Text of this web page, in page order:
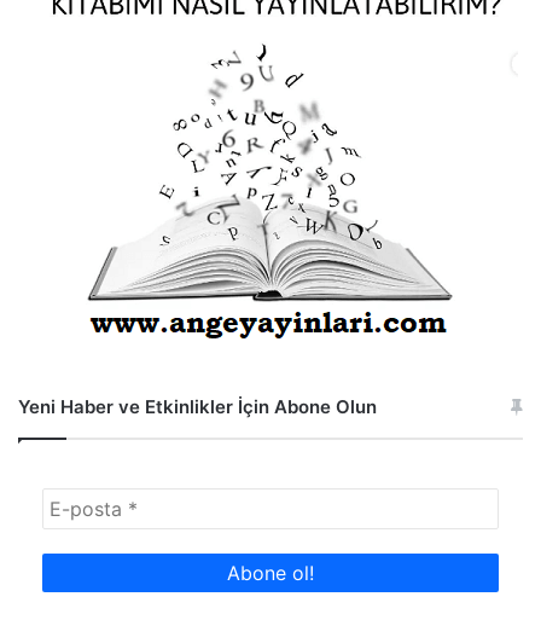
Yeni Haber ve Etkinlikler İçin Abone Olun